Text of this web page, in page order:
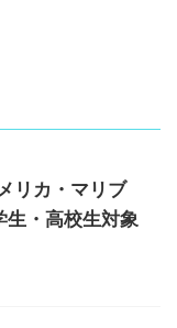
リカ・マリブ
・高校生対象